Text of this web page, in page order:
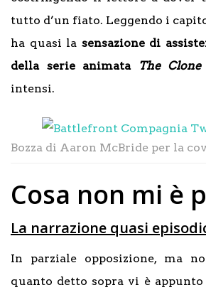
tutto d’un fiato. Leggendo i
ha quasi la sensazione di
della serie animata
The
intensi.
Bozza di Aaron McBride per la
Cosa non mi è
La narrazione quasi
In parziale opposizione, ma
quanto detto sopra vi è